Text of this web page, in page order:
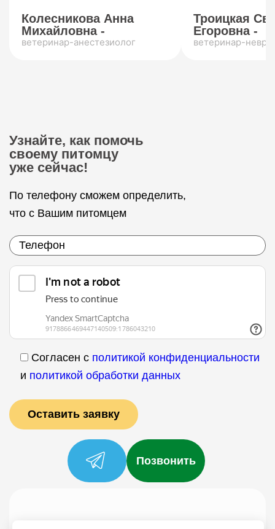
Колесникова Анна
Михайловна -
ветеринар-анестезиолог
Троицкая
Егоровна -
ветеринар-
Узнайте, как помочь
своему питомцу
уже сейчас!
По телефону сможем определить,
что с Вашим питомцем
Согласен с политикой конфиденциальности
и политикой обработки данных
Позвонить